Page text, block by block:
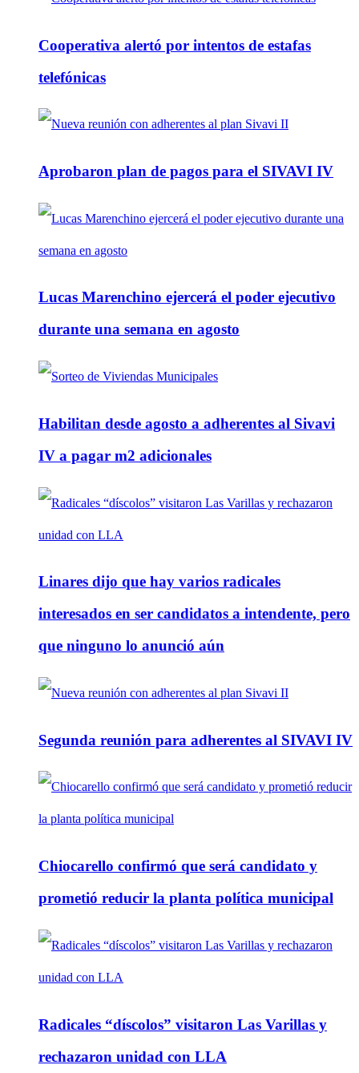
Cooperativa alertó por intentos de estafas
telefónicas
Aprobaron plan de pagos para el SIVAVI IV
Lucas Marenchino ejercerá el poder ejecutivo
durante una semana en agosto
Habilitan desde agosto a adherentes al Sivavi
IV a pagar m2 adicionales
Linares dijo que hay varios radicales
interesados en ser candidatos a intendente, pero
que ninguno lo anunció aún
Segunda reunión para adherentes al SIVAVI IV
Chiocarello confirmó que será candidato y
prometió reducir la planta política municipal
Radicales “díscolos” visitaron Las Varillas y
rechazaron unidad con LLA